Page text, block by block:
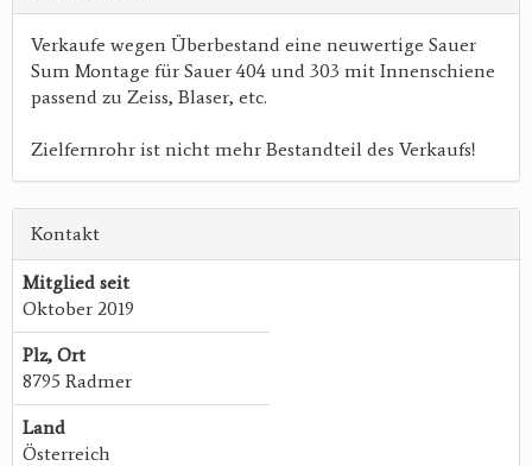
Verkaufe wegen Überbestand eine neuwertige Sauer
Sum Montage für Sauer 404 und 303 mit Innenschiene
passend zu Zeiss, Blaser, etc.
Zielfernrohr ist nicht mehr Bestandteil des Verkaufs!
Kontakt
Mitglied seit
Oktober 2019
Plz, Ort
8795 Radmer
Land
Österreich